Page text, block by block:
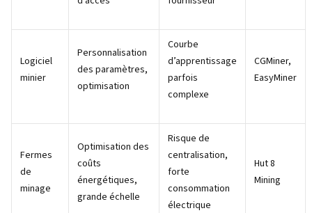
Logiciel
minier
Personnalisation
des paramètres,
optimisation
Courbe
d’apprentissage
parfois
complexe
CGMiner,
EasyMiner
Fermes
de
minage
Optimisation des
coûts
énergétiques,
grande échelle
Risque de
centralisation,
forte
consommation
électrique
Hut 8
Mining